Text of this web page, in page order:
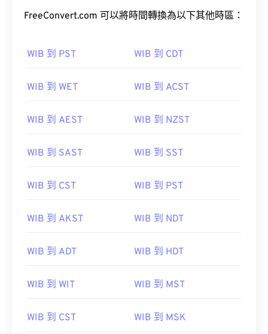
FreeConvert.com 可以將時間轉換為以下其他時區：
WIB 到 PST WIB 到 CDT
WIB 到 WET WIB 到 ACST
WIB 到 AEST WIB 到 NZST
WIB 到 SAST WIB 到 SST
WIB 到 CST WIB 到 PST
WIB 到 AKST WIB 到 NDT
WIB 到 ADT WIB 到 HDT
WIB 到 WIT WIB 到 MST
WIB 到 CST WIB 到 MSK